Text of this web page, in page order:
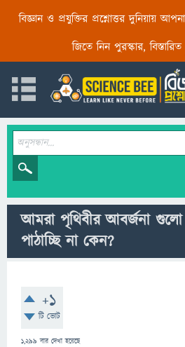
বিজ্ঞান ও প্রযুক্তির প্রশ্নোত্তর দুনিয়ায়
জিতে নিন পুরস্কার, বিস্তারিত
আমরা পৃথিবীর আবর্জনা গুলো
পাঠাচ্ছি না কেন?
+1
টি ভোট
1,299 বার দেখা হয়েছে